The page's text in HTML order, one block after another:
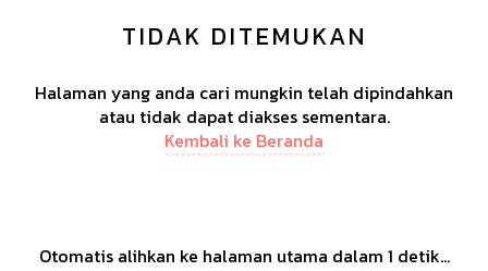
TIDAK DITEMUKAN
Halaman yang anda cari mungkin telah dipindahkan
atau tidak dapat diakses sementara.
Kembali ke Beranda
Otomatis alihkan ke halaman utama dalam 1 detik...